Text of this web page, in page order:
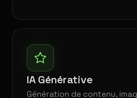
IA Générative
Génération de contenu,